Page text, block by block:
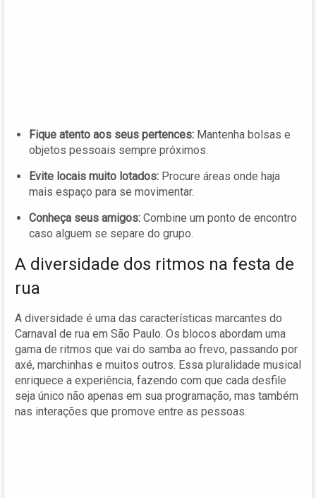
Fique atento aos seus pertences: Mantenha bolsas e
objetos pessoais sempre próximos.
Evite locais muito lotados: Procure áreas onde haja
mais espaço para se movimentar.
Conheça seus amigos: Combine um ponto de encontro
caso alguem se separe do grupo.
A diversidade dos ritmos na festa de
rua
A diversidade é uma das características marcantes do
Carnaval de rua em São Paulo. Os blocos abordam uma
gama de ritmos que vai do samba ao frevo, passando por
axé, marchinhas e muitos outros. Essa pluralidade musical
enriquece a experiência, fazendo com que cada desfile
seja único não apenas em sua programação, mas também
nas interações que promove entre as pessoas.